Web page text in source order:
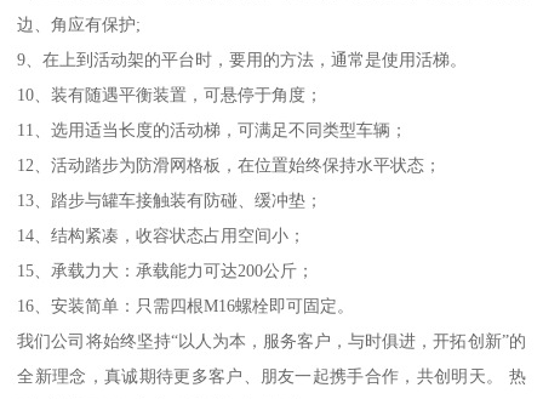
边、角应有保护;
9、在上到活动架的平台时，要用的方法，通常是使用活梯。
10、装有随遇平衡装置，可悬停于角度；
11、选用适当长度的活动梯，可满足不同类型车辆；
12、活动踏步为防滑网格板，在位置始终保持水平状态；
13、踏步与罐车接触装有防碰、缓冲垫；
14、结构紧凑，收容状态占用空间小；
15、承载力大：承载能力可达200公斤；
16、安装简单：只需四根M16螺栓即可固定。
我们公司将始终坚持“以人为本，服务客户，与时俱进，开拓创新”的
全新理念，真诚期待更多客户、朋友一起携手合作，共创明天。 热